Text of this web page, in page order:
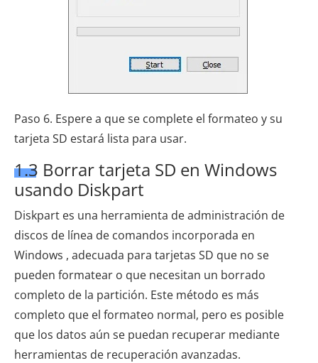
Paso 6. Espere a que se complete el formateo y su
tarjeta SD estará lista para usar.
1.3 Borrar tarjeta SD en Windows
usando Diskpart
Diskpart es una herramienta de administración de
discos de línea de comandos incorporada en
Windows , adecuada para tarjetas SD que no se
pueden formatear o que necesitan un borrado
completo de la partición. Este método es más
completo que el formateo normal, pero es posible
que los datos aún se puedan recuperar mediante
herramientas de recuperación avanzadas.